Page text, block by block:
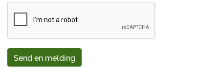
Send en melding